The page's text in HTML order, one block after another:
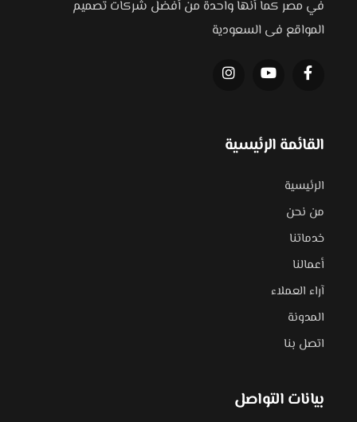
في مصر كما أنها واحدة من أفضل شركات تصميم
المواقع فى السعودية
القائمة الرئيسية
الرئيسية
من نحن
خدماتنا
أعمالنا
آراء العملاء
المدونة
اتصل بنا
بيانات التواصل